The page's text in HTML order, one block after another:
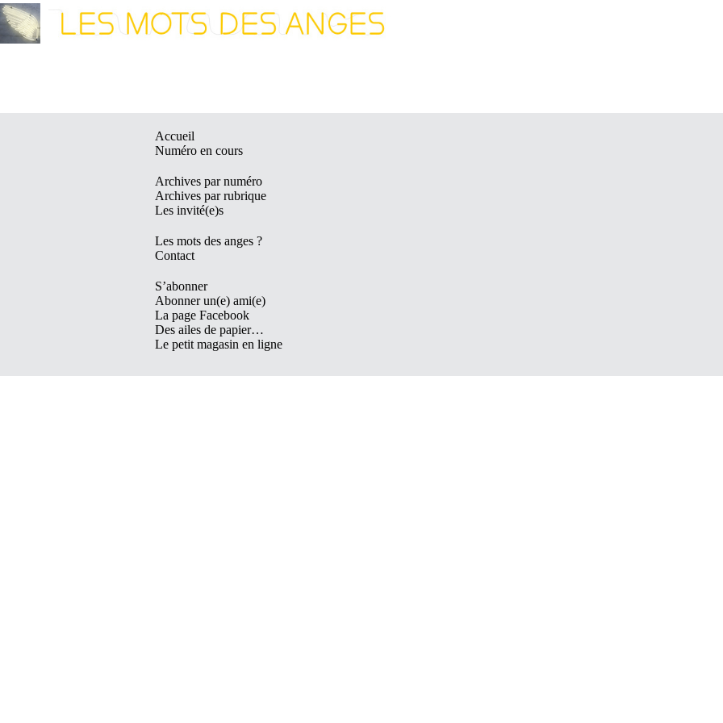
Accueil
Numéro en cours
Archives par numéro
Archives par rubrique
Les invité(e)s
Les mots des anges ?
Contact
S’abonner
Abonner un(e) ami(e)
La page Facebook
Des ailes de papier…
Le petit magasin en ligne